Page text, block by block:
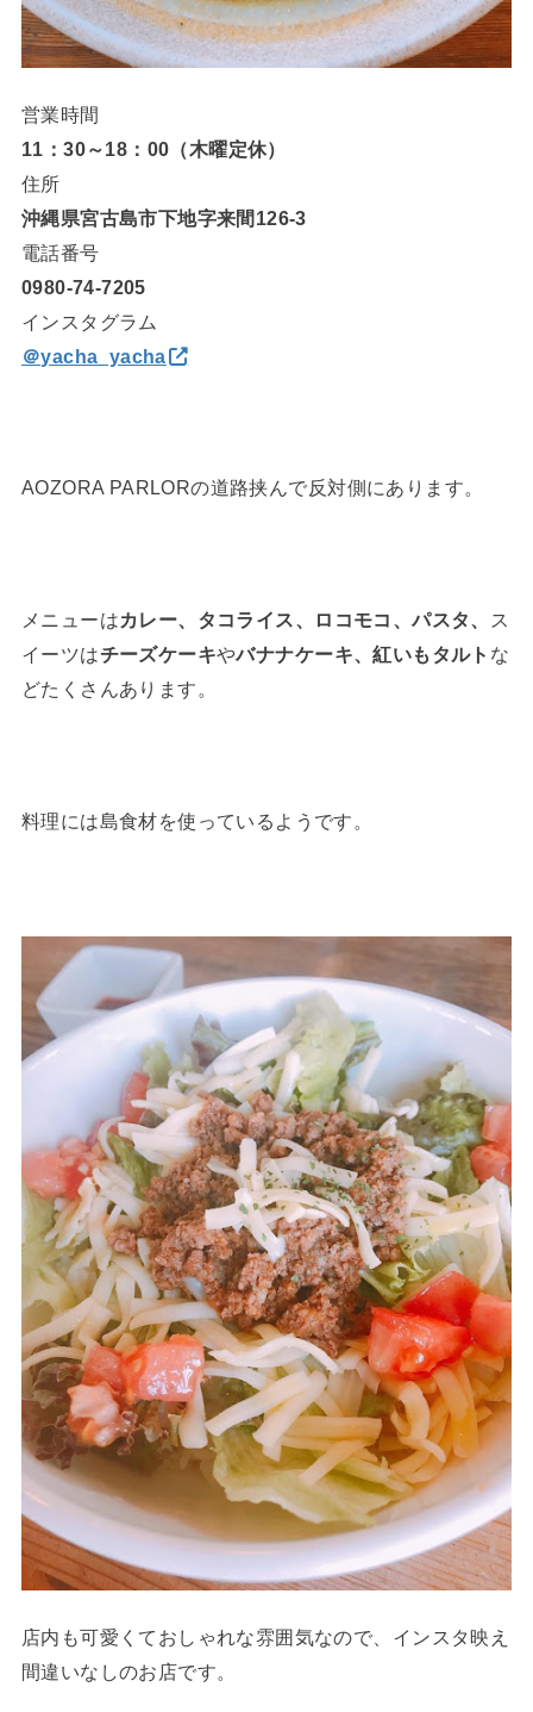
営業時間
11：30～18：00（木曜定休）
住所
沖縄県宮古島市下地字来間126-3
電話番号
0980-74-7205
インスタグラム
＠yacha_yacha
AOZORA PARLORの道路挟んで反対側にあります。
メニューはカレー、タコライス、ロコモコ、パスタ、
ス
イーツはチーズケーキやバナナケーキ、紅いもタルト な
どたくさんあります。
料理には島食材を使っているようです。
店内も可愛くておしゃれな雰囲気なので、インスタ映え
間違いなしのお店です。